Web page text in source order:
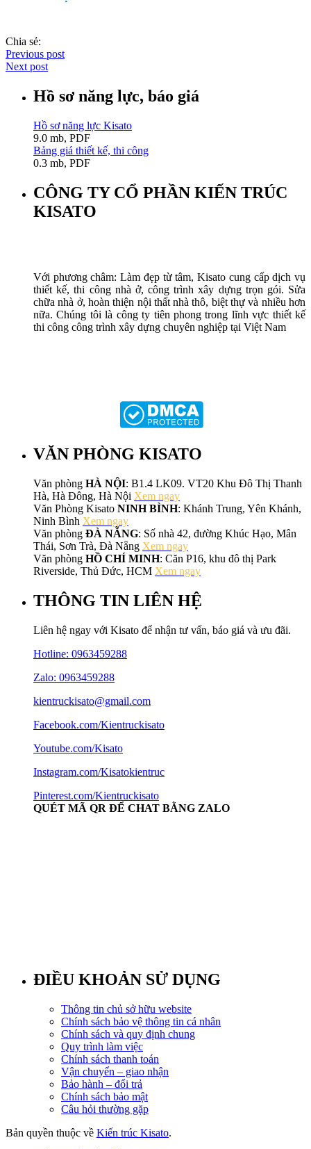
Chia sẻ:
Previous post
Next post
Hồ sơ năng lực, báo giá
Hồ sơ năng lực Kisato
9.0 mb, PDF
Bảng giá thiết kế, thi công
0.3 mb, PDF
CÔNG TY CỔ PHẦN KIẾN TRÚC
KISATO
Với phương châm: Làm đẹp từ tâm, Kisato cung cấp dịch vụ
thiết kế, thi công nhà ở, công trình xây dựng trọn gói. Sửa
chữa nhà ở, hoàn thiện nội thất nhà thô, biệt thự và nhiều hơn
nữa. Chúng tôi là công ty tiên phong trong lĩnh vực thiết kế
thi công công trình xây dựng chuyên nghiệp tại Việt Nam
VĂN PHÒNG KISATO
Văn phòng HÀ NỘI: B1.4 LK09. VT20 Khu Đô Thị Thanh
Hà, Hà Đông, Hà Nội Xem ngay
Văn Phòng Kisato NINH BÌNH: Khánh Trung, Yên Khánh,
Ninh Bình Xem ngay
Văn phòng ĐÀ NẴNG: Số nhà 42, đường Khúc Hạo, Mân
Thái, Sơn Trà, Đà Nẵng Xem ngay
Văn phòng HỒ CHÍ MINH: Căn P16, khu đô thị Park
Riverside, Thủ Đức, HCM Xem ngay
THÔNG TIN LIÊN HỆ
Liên hệ ngay với Kisato để nhận tư vấn, báo giá và ưu đãi.
Hotline: 0963459288
Zalo: 0963459288
kientruckisato@gmail.com
Facebook.com/Kientruckisato
Youtube.com/Kisato
Instagram.com/Kisatokientruc
Pinterest.com/Kientruckisato
QUÉT MÃ QR ĐỂ CHAT BẰNG ZALO
ĐIỀU KHOẢN SỬ DỤNG
Thông tin chủ sở hữu website
Chính sách bảo vệ thông tin cá nhân
Chính sách và quy định chung
Quy trình làm việc
Chính sách thanh toán
Vận chuyển – giao nhận
Bảo hành – đổi trả
Chính sách bảo mật
Câu hỏi thường gặp
Bản quyền thuộc về Kiến trúc Kisato.